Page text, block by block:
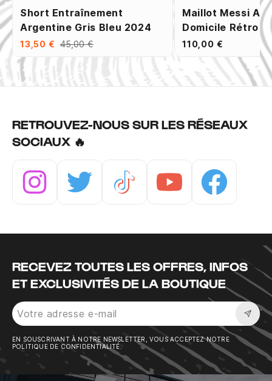
Short Entraînement
Argentine Gris Bleu 2024
13,50 € 45,00 €
Maillot Messi
Domicile Rétro
110,00 €
RETROUVEZ-NOUS SUR LES RÉSEAUX
SOCIAUX 🔥
RECEVEZ TOUTES LES OFFRES, INFOS
ET EXCLUSIVITÉS DE LA BOUTIQUE
EN SOUSCRIVANT À NOTRE NEWSLETTER, VOUS ACCEPTEZ NOTRE
POLITIQUE DE CONFIDENTIALITÉ.